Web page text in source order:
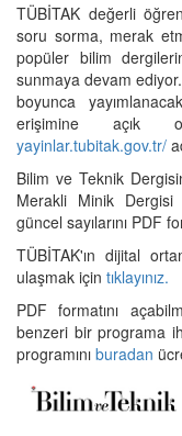
TÜBİTAK değerli
soru sorma, merak
popüler bilim
sunmaya devam
boyunca
erişimine açık
yayinlar.tubitak.gov.tr/
Bilim ve Teknik
Merakli Minik
güncel sayılarını PDF
TÜBİTAK'ın dijital
ulaşmak için tıklayınız.
PDF formatını
benzeri bir programa
programını buradan